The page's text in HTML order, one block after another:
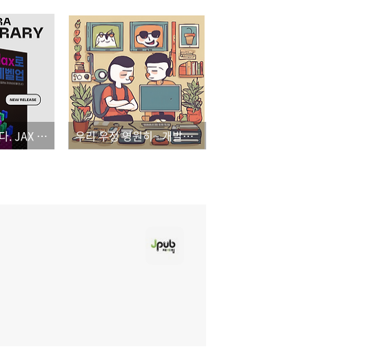
파이토치는 죽었다. JAX 무병장수하소서 우리 우정 영원히~ 개발자의 친구, ChatGPT